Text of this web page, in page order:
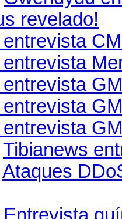
revelado!
Tibianews
Ataques
Entrevista